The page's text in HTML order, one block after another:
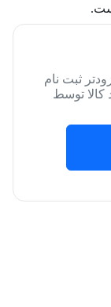
ثبت نام
کالا توسط